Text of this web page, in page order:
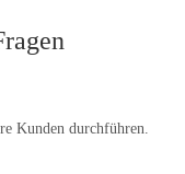
Kunden durchführen.